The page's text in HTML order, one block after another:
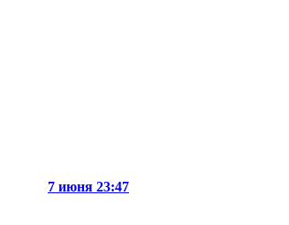
7 июня 23:47